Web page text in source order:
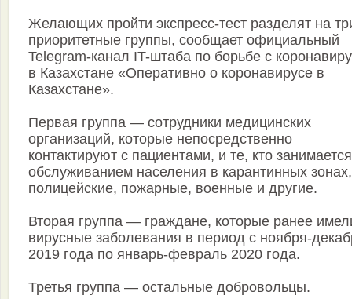
Желающих пройти экспресс-тест разделят на
приоритетные группы, сообщает официальный
Telegram-канал IT-штаба по борьбе с
в Казахстане «Оперативно о коронавирусе в
Казахстане».
Первая группа — сотрудники медицинских
организаций, которые непосредственно
контактируют с пациентами, и те, кто занимается
обслуживанием населения в карантинных
полицейские, пожарные, военные и другие.
Вторая группа — граждане, которые ранее
вирусные заболевания в период с ноября-
2019 года по январь-февраль 2020 года.
Третья группа — остальные добровольцы.